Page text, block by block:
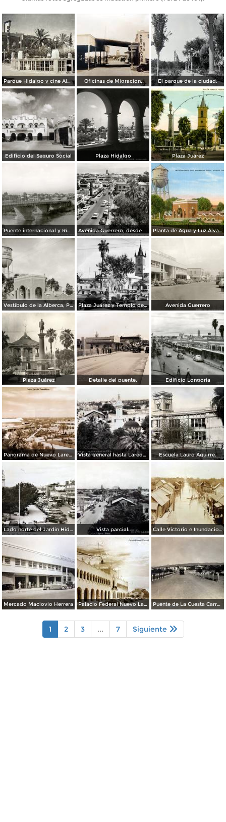
Parque Hidalgo y cine Alameda. Oficinas de Migracion. El parque de la ciudad.
Edificio del Seguro Social Plaza Hidalgo Plaza Juárez
Puente internacional y Río Bravo Avenida Guerrero, desde el Hotel Plaza Planta de Agua y Luz Álvaro Obregón
Vestíbulo de la Alberca, Planta de Agua y Luz Álvaro Obregón Plaza Juárez y Templo del Santo Niño Avenida Guerrero
Plaza Juárez Detalle del puente. Edificio Longoria
Panorama de Nuevo Laredo, Tamaulipas. Vista general hasta Laredo TX. ( Circulada el 3 de Abril de 1943 ). Escuela Lauro Aguirre.
Lado norte del Jardin Hidalgo ( Circulada el 17 deSeptiembre de 1957 ). Vista parcial. Calle Victorio e Inundacion en Nuevo Laredo, Tamaulipas en 1922.
Mercado Maclovio Herrera Palacio Federal Nuevo Laredo, Tamaulipas. Puente de La Cuesta Carretera Monterrey-Laredo.
1 2 3 ... 7 Siguiente